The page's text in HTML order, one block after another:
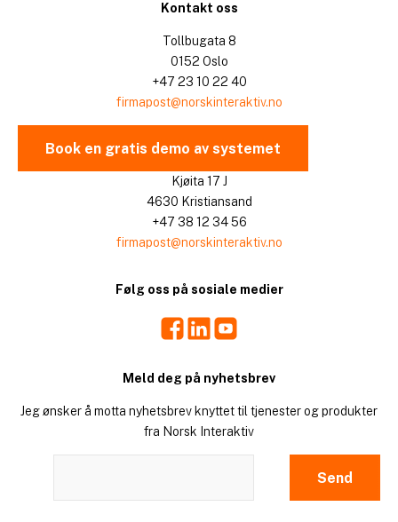
Kontakt oss
Tollbugata 8
0152 Oslo
+47 23 10 22 40
firmapost@norskinteraktiv.no
Book en gratis demo av systemet
Kjøita 17 J
4630 Kristiansand
+47 38 12 34 56
firmapost@norskinteraktiv.no
Følg oss på sosiale medier
Facebook
LinkedIn
Meld deg på nyhetsbrev
Jeg ønsker å motta nyhetsbrev knyttet til tjenester og produkter
fra Norsk Interaktiv